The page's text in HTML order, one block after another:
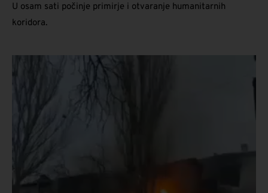
U osam sati počinje primirje i otvaranje humanitarnih
koridora.